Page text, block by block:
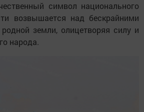
символ национального
возвышается над бескрайними
земли, олицетворяя силу и
народа.